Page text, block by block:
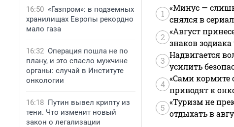
16:50 «Газпром»: в подземных
хранилищах Европы рекордно
мало газа
16:32 Операция пошла не по
плану, и это спасло мужчине
органы: случай в Институте
онкологии
16:18 Путин вывел крипту из
тени. Что изменит новый
закон о легализации
1
«Минус —
снялся в
2
«Август
знаков
3
Надвигается
усилить
4
«Сами кормите
приводят к
5
«Туризм не
отдыхать в